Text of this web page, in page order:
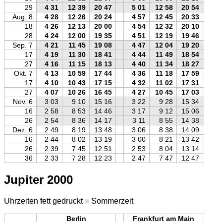
29
4 31 12 39 20 47 5 01 12 58 20 54
Aug. 8
4 28 12 26 20 24 4 57 12 45 20 33
18
4 26 12 13 20 00 4 54 12 32 20 10
28
4 24 12 00 19 35 4 51 12 19 19 46
Sep. 7
4 21 11 45 19 08 4 47 12 04 19 20
17
4 19 11 30 18 41 4 44 11 49 18 54
27
4 16 11 15 18 13 4 40 11 34 18 27
Okt. 7
4 13 10 59 17 44 4 36 11 18 17 59
17
4 10 10 43 17 15 4 32 11 02 17 31
27
4 07 10 26 16 45 4 27 10 45 17 03
Nov. 6
3 03 9 10 15 16 3 22 9 28 15 34
16
2 58 8 53 14 46 3 17 9 12 15 06
26
2 54 8 36 14 17 3 11 8 55 14 38
Dez. 6
2 49 8 19 13 48 3 06 8 38 14 09
16
2 44 8 02 13 19 3 00 8 21 13 42
26
2 39 7 45 12 51 2 53 8 04 13 14
36
2 33 7 28 12 23 2 47 7 47 12 47
Jupiter 2000
Uhrzeiten fett gedruckt = Sommerzeit
Berlin
Frankfurt am Main